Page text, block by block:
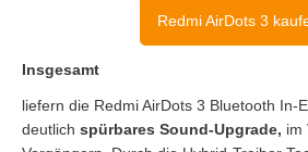
Redmi AirDots 3
Insgesamt
liefern die Redmi AirDots 3 Bluetooth In-
deutlich spürbares Sound-Upgrade, im